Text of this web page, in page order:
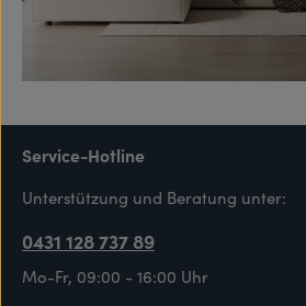
Service-Hotline
Unterstützung und Beratung unter:
0431 128 737 89
Mo-Fr, 09:00 - 16:00 Uhr